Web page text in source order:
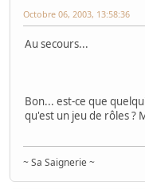
Octobre 06, 2003, 13:58:36
Au secours...
Bon... est-ce que
qu'est un jeu de rôles ?
~ Sa Saignerie ~